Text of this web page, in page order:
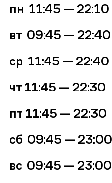
пн 11:45 — 22:10
вт 09:45 —22:40
ср 11:45 — 22:40
чт 11:45 — 22:30
пт 11:45 — 22:30
сб 09:45 — 23:00
вс 09:45 — 23:00